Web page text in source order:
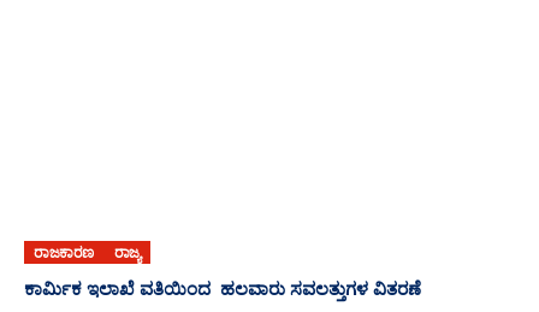
ರಾಜಕಾರಣ ರಾಜ್ಯ
ಕಾರ್ಮಿಕ ಇಲಾಖೆ ವತಿಯಿಂದ ಹಲವಾರು ಸವಲತ್ತುಗಳ ವಿತರಣೆ